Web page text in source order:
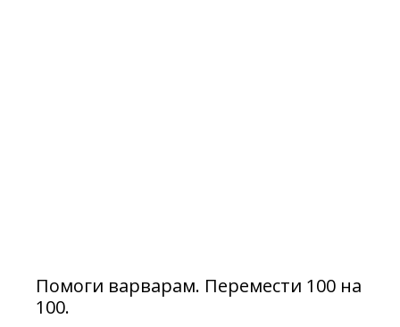
Помоги варварам. Перемести 100 на
100.